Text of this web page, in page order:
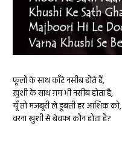
फूलों के साथ काँटे नसीब होते हैं,
ख़ुशी के साथ ग़म भी नसीब होता है,
यूँ तो मजबूरी ले डूबती हर आशिक को,
वरना खुशी से बेवफ़ा कौन होता है?